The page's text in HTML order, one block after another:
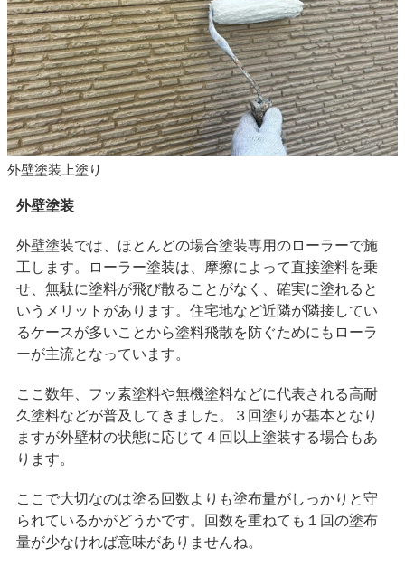
外壁塗装上塗り
外壁塗装
外壁塗装では、ほとんどの場合塗装専用のローラーで施
工します。ローラー塗装は、摩擦によって直接塗料を乗
せ、無駄に塗料が飛び散ることがなく、確実に塗れると
いうメリットがあります。住宅地など近隣が隣接してい
るケースが多いことから塗料飛散を防ぐためにもローラ
ーが主流となっています。
ここ数年、フッ素塗料や無機塗料などに代表される高耐
久塗料などが普及してきました。３回塗りが基本となり
ますが外壁材の状態に応じて４回以上塗装する場合もあ
ります。
ここで大切なのは塗る回数よりも塗布量がしっかりと守
られているかがどうかです。回数を重ねても１回の塗布
量が少なければ意味がありませんね。